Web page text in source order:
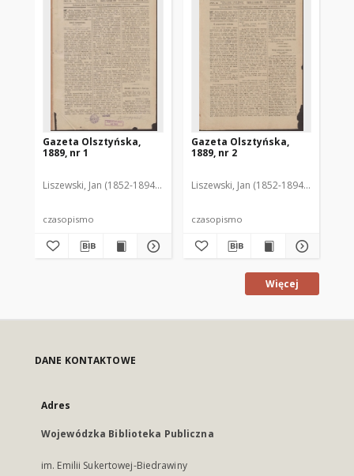
Gazeta Olsztyńska,
1889, nr 1
Liszewski, Jan (1852-1894). Red.
czasopismo
Gazeta Olsztyńska,
1889, nr 2
Liszewski, Jan (1852-1894). Red.
czasopismo
Więcej
DANE KONTAKTOWE
Adres
Wojewódzka Biblioteka Publiczna
im. Emilii Sukertowej-Biedrawiny